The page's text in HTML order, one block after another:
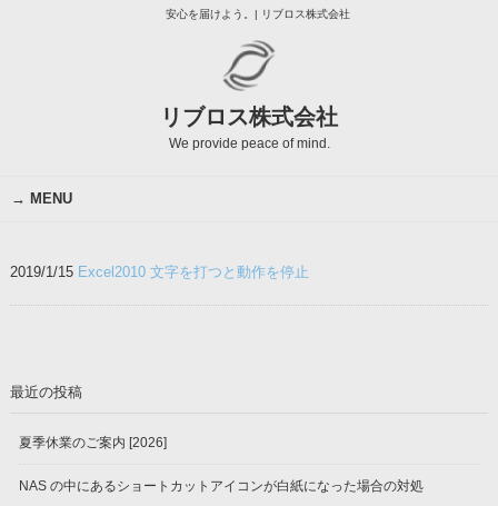
安心を届けよう。| リブロス株式会社
リブロス株式会社
We provide peace of mind.
MENU
2019/1/15 Excel2010 文字を打つと動作を停止
最近の投稿
夏季休業のご案内 [2026]
NAS の中にあるショートカットアイコンが白紙になった場合の対処